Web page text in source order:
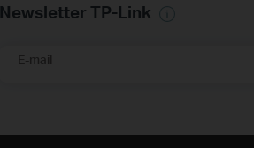
Newsletter TP-Link
E-mail